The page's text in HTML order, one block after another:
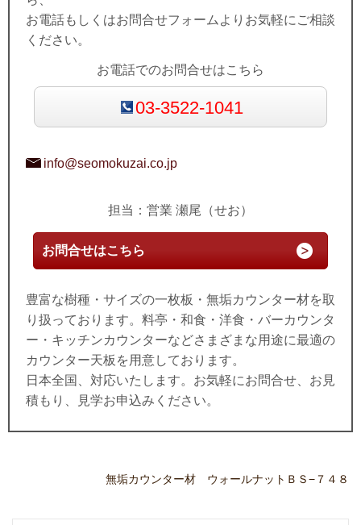
お電話もしくはお問合せフォームよりお気軽にご相談
ください。
お電話でのお問合せはこちら
03-3522-1041
info@seomokuzai.co.jp
担当：営業 瀬尾（せお）
お問合せはこちら
豊富な樹種・サイズの一枚板・無垢カウンター材を取
り扱っております。料亭・和食・洋食・バーカウンタ
ー・キッチンカウンターなどさまざまな用途に最適の
カウンター天板を用意しております。
日本全国、対応いたします。お気軽にお問合せ、お見
積もり、見学お申込みください。
無垢カウンター材 ウォールナットＢＳ−７４８